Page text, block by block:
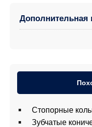
Cтопорные
Зубчатые